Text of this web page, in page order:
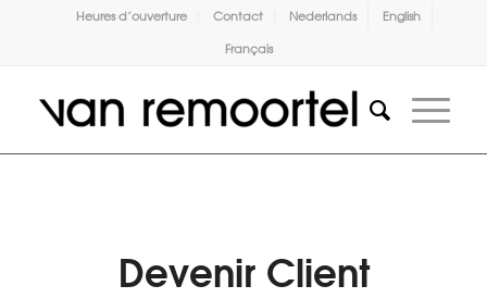
Heures d’ouverture Contact Nederlands
English
Français
Devenir Client